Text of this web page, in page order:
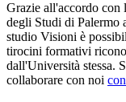
Grazie all'accordo con
degli Studi di Palermo
studio Visioni è
tirocini formativi
dall'Università stessa.
collaborare con noi